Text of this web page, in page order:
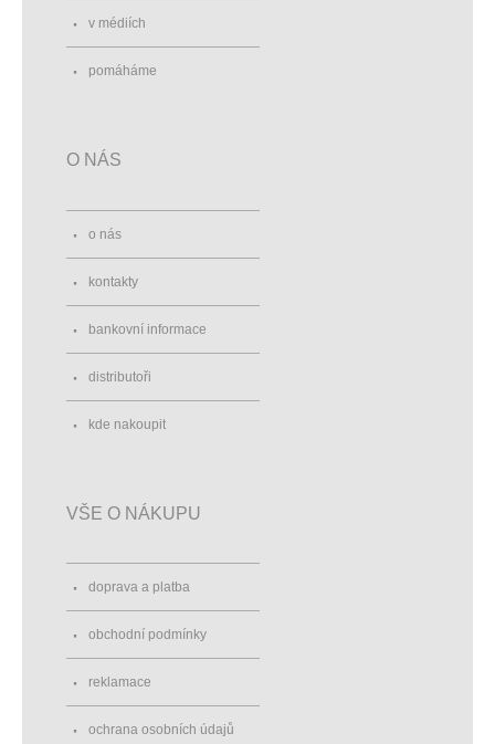
v médiích
pomáháme
O NÁS
o nás
kontakty
bankovní informace
distributoři
kde nakoupit
VŠE O NÁKUPU
doprava a platba
obchodní podmínky
reklamace
ochrana osobních údajů